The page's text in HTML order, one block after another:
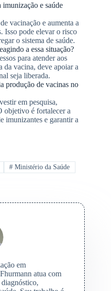
e saúde
vacinação e aumenta a
Isso pode elevar o risco
o sistema de saúde.
a essa situação?
para atender aos
da vacina, deve apoiar a
seja liberada.
produção de vacinas no
em pesquisa,
objetivo é fortalecer a
imunizantes e garantir a
# Ministério da Saúde
em
atua com